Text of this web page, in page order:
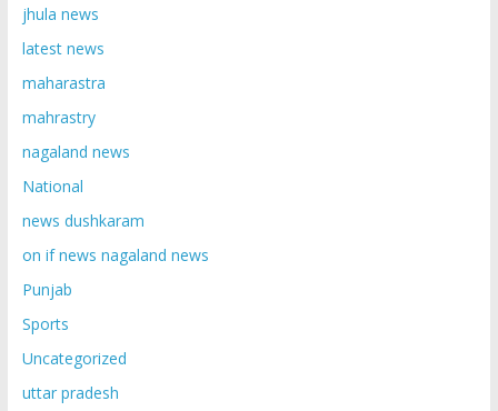
jhula news
latest news
maharastra
mahrastry
nagaland news
National
news dushkaram
on if news nagaland news
Punjab
Sports
Uncategorized
uttar pradesh